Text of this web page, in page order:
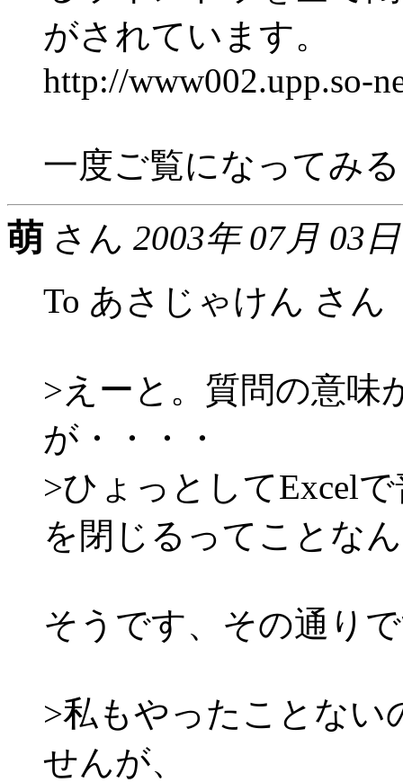
がされています。
http://www002.upp.so-
一度ご覧になってみ
萌 さん 2003年 07月 03
To あさじゃけん さん
>えーと。質問の意味
が・・・・
>ひょっとしてExcel
を閉じるってことな
そうです、その通り
>私もやったことない
せんが、